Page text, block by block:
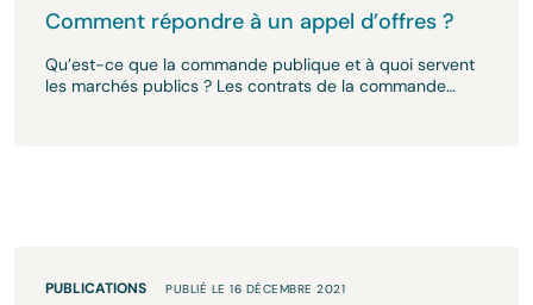
Comment répondre à un appel d’offres ?
Qu’est-ce que la commande publique et à quoi servent
les marchés publics ? Les contrats de la commande…
PUBLICATIONS PUBLIÉ LE 16 DÉCEMBRE 2021